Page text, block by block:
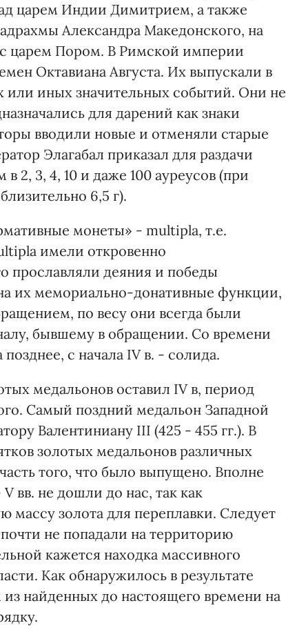
царем Индии Димитрием, а также
Александра Македонского, на
царем Пором. В Римской империи
Октавиана Августа. Их выпускали в
или иных значительных событий. Они не
для дарений как знаки
вводили новые и отменяли старые
Элагабал приказал для раздачи
2, 3, 4, 10 и даже 100 ауреусов (при
6,5 г).
монеты» - multipla, т.е.
имели откровенно
прославляли деяния и победы
их мемориально-донативные функции,
по весу они всегда были
бывшему в обращении. Со времени
с начала IV в. - солида.
медальонов оставил IV в, период
Самый поздний медальон Западной
Валентиниану III (425 - 455 гг.). В
золотых медальонов различных
того, что было выпущено. Вполне
вв. не дошли до нас, так как
массу золота для переплавки. Следует
не попадали на территорию
кажется находка массивного
Как обнаружилось в результате
найденных до настоящего времени на